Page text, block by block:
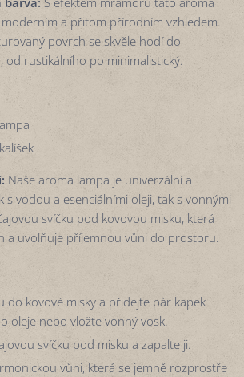
a přitom přírodním vzhledem.
povrch se skvěle hodí do
od rustikálního po minimalistický.
Naše aroma lampa je univerzální a
s vodou a esenciálními oleji, tak s vonnými
svíčku pod kovovou misku, která
a uvolňuje příjemnou vůni do prostoru.
do kovové misky a přidejte pár kapek
oleje nebo vložte vonný vosk.
svíčku pod misku a zapalte ji.
vůni, která se jemně rozprostře